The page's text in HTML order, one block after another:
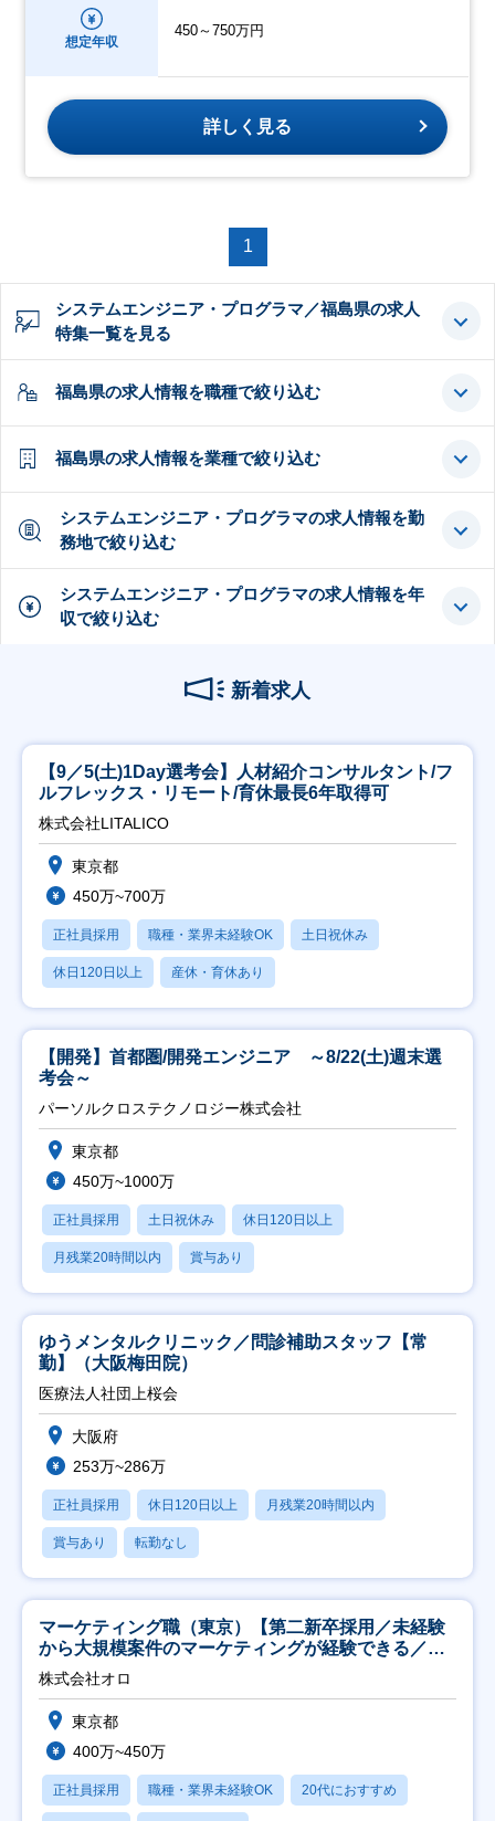
想定年収
450～750万円
詳しく見る
1
システムエンジニア・プログラマ／福島県の求人
特集一覧を見る
福島県の求人情報を職種で絞り込む
福島県の求人情報を業種で絞り込む
システムエンジニア・プログラマの求人情報を勤
務地で絞り込む
システムエンジニア・プログラマの求人情報を年
収で絞り込む
新着求人
【9／5(土)1Day選考会】人材紹介コンサルタント/フ
ルフレックス・リモート/育休最長6年取得可
株式会社LITALICO
東京都
450万~700万
正社員採用 職種・業界未経験OK 土日祝休み
休日120日以上 産休・育休あり
【開発】首都圏/開発エンジニア ～8/22(土)週末選
考会～
パーソルクロステクノロジー株式会社
東京都
450万~1000万
正社員採用 土日祝休み 休日120日以上
月残業20時間以内 賞与あり
ゆうメンタルクリニック／問診補助スタッフ【常
勤】（大阪梅田院）
医療法人社団上桜会
大阪府
253万~286万
正社員採用 休日120日以上 月残業20時間以内
賞与あり 転勤なし
マーケティング職（東京）【第二新卒採用／未経験
から大規模案件のマーケティングが経験できる／研
修充実】
株式会社オロ
東京都
400万~450万
正社員採用 職種・業界未経験OK 20代におすすめ